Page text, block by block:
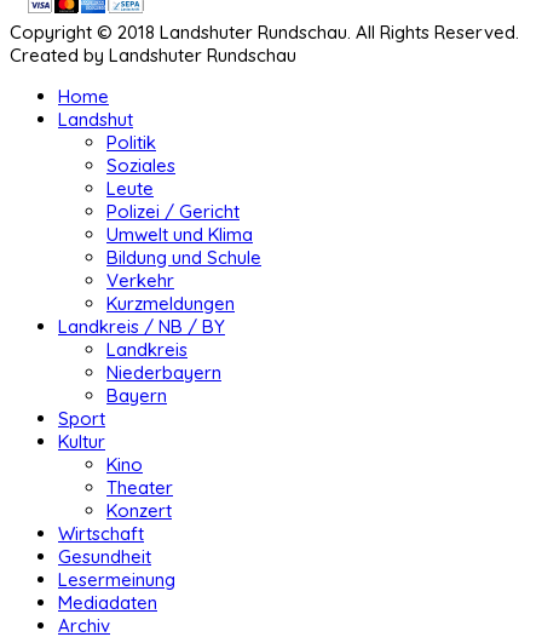
Copyright © 2018 Landshuter Rundschau. All Rights Reserved.
Created by Landshuter Rundschau
Home
Landshut
Politik
Soziales
Leute
Polizei / Gericht
Umwelt und Klima
Bildung und Schule
Verkehr
Kurzmeldungen
Landkreis / NB / BY
Landkreis
Niederbayern
Bayern
Sport
Kultur
Kino
Theater
Konzert
Wirtschaft
Gesundheit
Lesermeinung
Mediadaten
Archiv